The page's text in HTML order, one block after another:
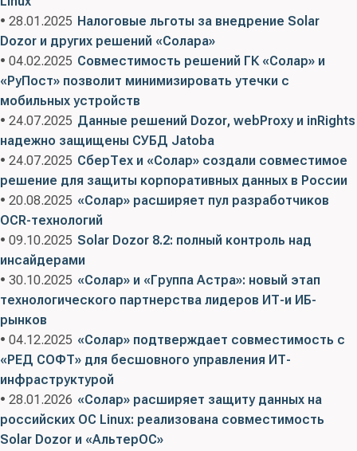
• 28.01.2025 Налоговые льготы за внедрение Solar
Dozor и других решений «Солара»
• 04.02.2025 Совместимость решений ГК «Солар» и
«РуПост» позволит минимизировать утечки с
мобильных устройств
• 24.07.2025 Данные решений Dozor, webProxy и inRights
надежно защищены СУБД Jatoba
• 24.07.2025 СберТех и «Солар» создали совместимое
решение для защиты корпоративных данных в России
• 20.08.2025 «Солар» расширяет пул разработчиков
OCR-технологий
• 09.10.2025 Solar Dozor 8.2: полный контроль над
инсайдерами
• 30.10.2025 «Солар» и «Группа Астра»: новый этап
технологического партнерства лидеров ИТ-и ИБ-
рынков
• 04.12.2025 «Солар» подтверждает совместимость с
«РЕД СОФТ» для бесшовного управления ИТ-
инфраструктурой
• 28.01.2026 «Солар» расширяет защиту данных на
российских ОС Linux: реализована совместимость
Solar Dozor и «АльтерОС»